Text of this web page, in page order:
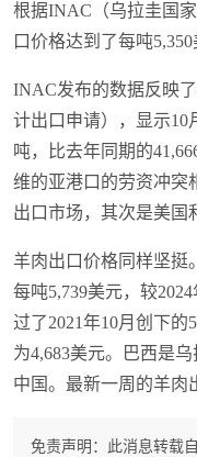
根据INAC（乌拉圭国
口价格达到了每吨5,350
INAC发布的数据反映
计出口申请），显示10
吨，比去年同期的
维的亚港口的劳资冲突
出口市场，其次是美国
羊肉出口价格同样坚挺
每吨5,739美元，较
过了2021年10月创下的
为4,683美元。巴西是
中国。最新一周的羊肉
免责声明：此消息转载